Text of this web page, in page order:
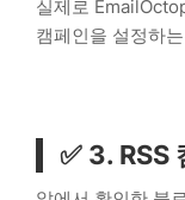
실제로
캠페인을 설정하
✅ 3. RSS